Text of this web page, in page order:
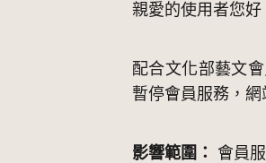
親愛的使用者您好
配合文化部藝文
暫停會員服務，
影響範圍： 會員